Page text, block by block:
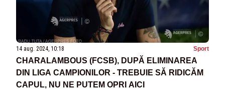
14 aug. 2024, 10:18 Sport
CHARALAMBOUS (FCSB), DUPĂ ELIMINAREA
DIN LIGA CAMPIONILOR - TREBUIE SĂ RIDICĂM
CAPUL, NU NE PUTEM OPRI AICI